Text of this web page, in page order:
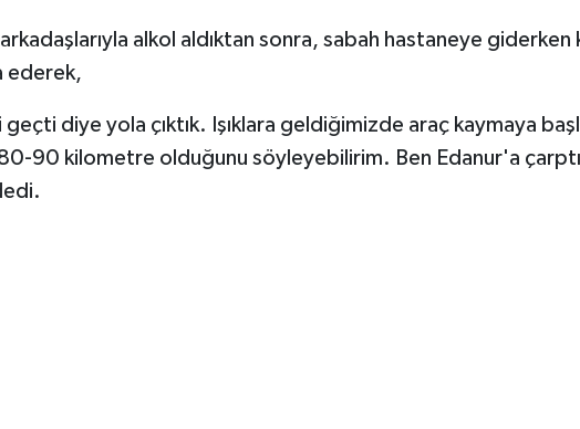
arkadaşlarıyla alkol aldıktan sonra, sabah hastaneye giderken
ederek,
geçti diye yola çıktık. Işıklara geldiğimizde araç kaymaya
80-90 kilometre olduğunu söyleyebilirim. Ben Edanur'a